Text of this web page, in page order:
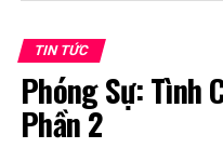
TIN TỨC
Phóng Sự: Tình
Phần 2